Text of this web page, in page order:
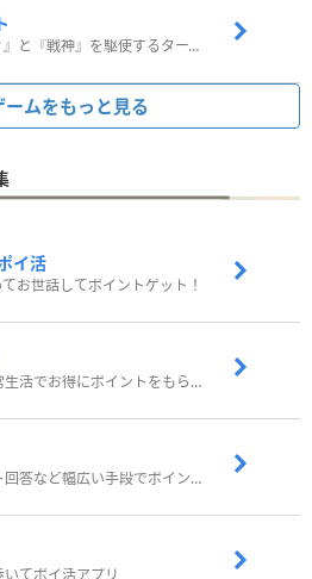
武器の『アビリティ』と『戦神』を駆使するターン制コマンドバトルRPG！
ームをもっと見る
イ活
てお世話してポイントゲット！
歩いてポイ活！日常生活でお得にポイントをもらおう
歩いたりアンケート回答など幅広い手段でポイントをゲット